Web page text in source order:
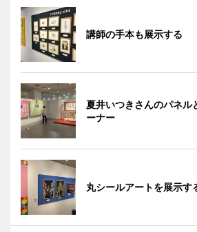
講師の手本も展示する
夏井いつきさんのパネル
ーナー
丸シールアートを展示す